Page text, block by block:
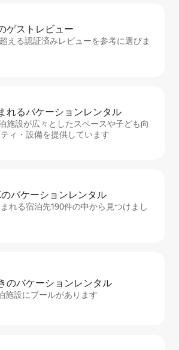
ゲ⁠ス⁠ト⁠レ⁠ビ⁠ュ⁠ー
える認証済みレビューを参考に選びま
れるバ⁠ケ⁠ー⁠シ⁠ョ⁠ンレ⁠ン⁠タ⁠ル
施設が広々としたスペースや子ども向
ィ・設備を提供しています
バ⁠ケ⁠ー⁠シ⁠ョ⁠ンレ⁠ン⁠タ⁠ル
れる宿泊先190件の中から見つけまし
のバ⁠ケ⁠ー⁠シ⁠ョ⁠ンレ⁠ン⁠タ⁠ル
施設にプールがあります